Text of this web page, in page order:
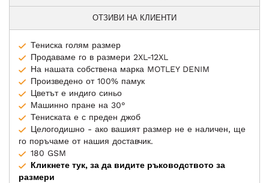
ОТЗИВИ НА КЛИЕНТИ
Тениска голям размер
Продаваме го в размери 2XL-12XL
На нашата собствена марка MOTLEY DENIM
Произведено от 100% памук
Цветът е индиго синьо
Машинно пране на 30°
Тениската е с преден джоб
Целогодишно - ако вашият размер не е наличен, ще
го поръчаме от нашия доставчик.
180 GSM
Кликнете тук, за да видите ръководството за
размери